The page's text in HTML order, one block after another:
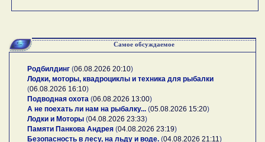
Самое обсуждаемое
Родбилдинг (06.08.2026 20:10)
Лодки, моторы, квадроциклы и техника для рыбалки
(06.08.2026 16:10)
Подводная охота (06.08.2026 13:00)
А не поехать ли нам на рыбалку... (05.08.2026 15:20)
Лодки и Моторы (04.08.2026 23:33)
Памяти Панкова Андрея (04.08.2026 23:19)
Безопасность в лесу, на льду и воде. (04.08.2026 21:11 )